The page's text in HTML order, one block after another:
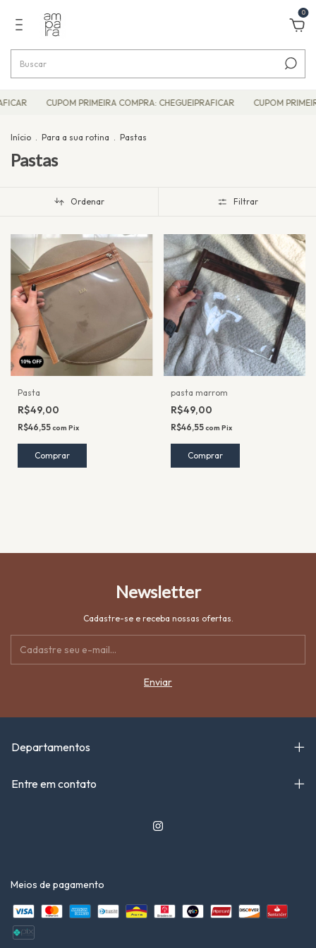
0
CUPOM PRIMEIRA COMPRA: CHEGUEIPRAFICAR CUPOM
Início . Para a sua rotina . Pastas
Pastas
Ordenar Filtrar
Pasta
R$49,00
R$46,55com Pix
Comprar
pasta marrom
R$49,00
R$46,55com Pix
Comprar
Newsletter
Cadastre-se e receba nossas ofertas.
Departamentos
Entre em contato
Meios de pagamento